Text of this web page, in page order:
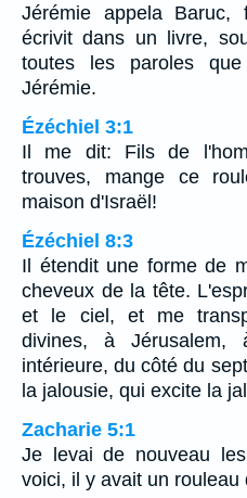
Jérémie appela
écrivit dans un livre,
toutes les paroles
Jérémie.
Ézéchiel 3:1
Il me dit: Fils de
trouves, mange ce
maison d'Israël!
Ézéchiel 8:3
Il étendit une forme de
cheveux de la tête.
et le ciel, et me
divines, à
intérieure, du côté du
la jalousie, qui excite la
Zacharie 5:1
Je levai de nouveau
voici, il y avait un rouleau